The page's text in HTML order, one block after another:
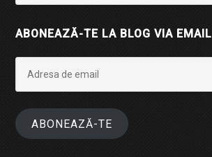
ABONEAZĂ-TE LA BLOG VIA EMAIL
email
ABONEAZĂ-TE